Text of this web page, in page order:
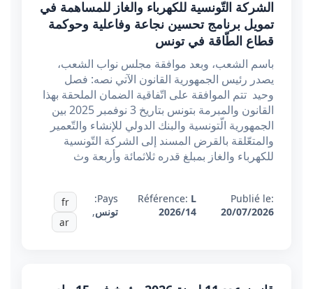
الشركة التّونسية للكهرباء والغاز للمساهمة في
تمويل برنامج تحسين نجاعة وفاعلية وحوكمة
قطاع الطّاقة في تونس
باسم الشعب، وبعد موافقة مجلس نواب الشعب،
يصدر رئيس الجمهورية القانون الآتي نصه: فصل
وحيد تتم الموافقة على اتّفاقية الضمان الملحقة بهذا
القانون والمبرمة بتونس بتاريخ 3 نوفمبر 2025 بين
الجمهورية الّتونسية والبنك الدولي للإنشاء والتّعمير
والمتعّلقة بالقرض المسند إلى الشركة التّونسية
للكهرباء والغاز بمبلغ قدره ثلاثمائة وأربعة وث
Publié le:
20/07/2026
Référence: L
2026/14
Pays:
تونس,
fr
ar